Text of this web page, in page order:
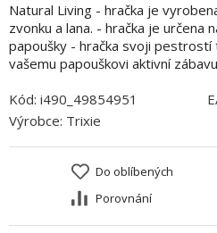
Natural Living - hračka je
zvonku a lana. - hračka je určena
papoušky - hračka svoji
vašemu papouškovi aktivní
Kód: i490_49854951
Výrobce: Trixie
Do oblíbených
Porovnání